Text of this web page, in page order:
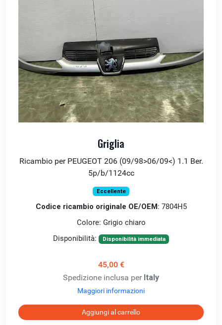
Griglia
Ricambio per PEUGEOT 206 (09/98>06/09<) 1.1 Ber.
5p/b/1124cc
Eccellente
Codice ricambio originale OE/OEM: 7804H5
Colore: Grigio chiaro
Disponibilità:
Disponibilità immediata
45,00 €
Spedizione inclusa per Italy
Maggiori informazioni
Aggiungi al carrello